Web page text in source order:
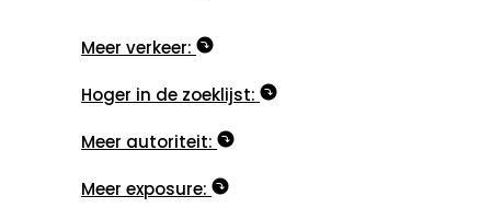
Meer verkeer:
Hoger in de zoeklijst:
Meer autoriteit:
Meer exposure: